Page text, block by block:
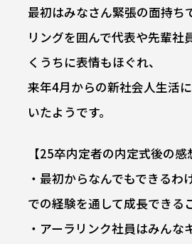
最初はみなさん緊張の面持ち
リングを囲んで代表や先輩社
くうちに表情もほぐれ、
来年4月からの新社会人生活
いたようです。
【25卒内定者の内定式後の感
・最初からなんでもできるわ
での経験を通して成長できる
・アーラリンク社員はみんな